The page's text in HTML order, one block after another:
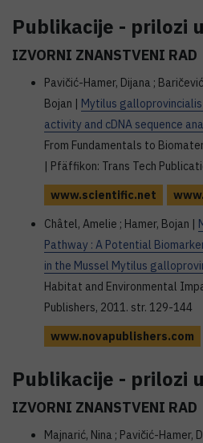
Publikacije - prilozi
IZVORNI ZNANSTVENI RAD
Pavičić-Hamer, Dijana ;
Bojan | Mytilus
activity and cDNA sequence
From Fundamentals to
| Pfäffikon: Trans Tech
www.scientific.net
Châtel, Amelie ; Hamer, Bojan |
Pathway : A Potential
in the Mussel Mytilus
Habitat and Environmental
Publishers, 2011. str. 129-144
www.novapublishers.com
Publikacije - prilozi
IZVORNI ZNANSTVENI RAD
Majnarić, Nina ; Pavičić-Hamer,